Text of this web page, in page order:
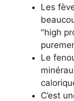
Les
"high
Le
C’est